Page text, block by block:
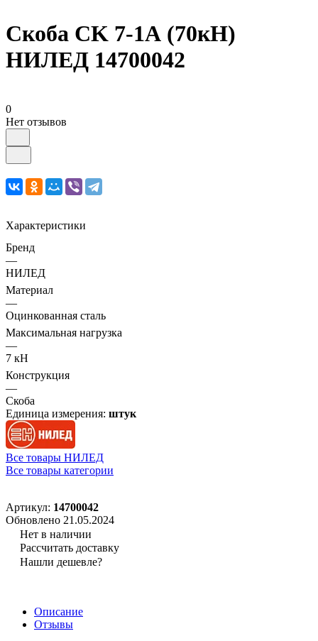
Скоба CK 7-1А (70кН)
НИЛЕД 14700042
0
Нет отзывов
Характеристики
Бренд
—
НИЛЕД
Материал
—
Оцинкованная сталь
Максимальная нагрузка
—
7 кН
Конструкция
—
Скоба
Единица измерения: штук
Все товары НИЛЕД
Все товары категории
Артикул: 14700042
Обновлено 21.05.2024
Нет в наличии
Рассчитать доставку
Нашли дешевле?
Описание
Отзывы